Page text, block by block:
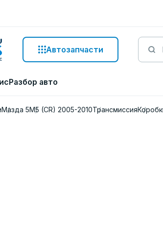
Автозапчасти
Разбор авто
Мазда 5M5 (CR) 2005-2010Трансмиссия